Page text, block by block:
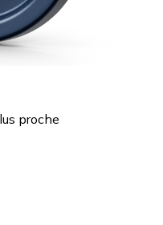
proche